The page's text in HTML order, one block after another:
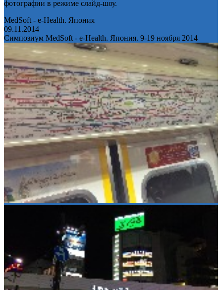
фотографии в режиме слайд-шоу.
MedSoft - e-Health. Япония
09.11.2014
Симпозиум MedSoft - e-Health. Япония. 9-19 ноября 2014